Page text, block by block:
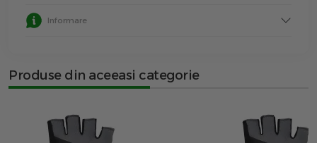
Informare
Produse din aceeasi categorie